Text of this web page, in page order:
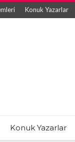
Konuk Yazarlar
Konuk Yazarlar